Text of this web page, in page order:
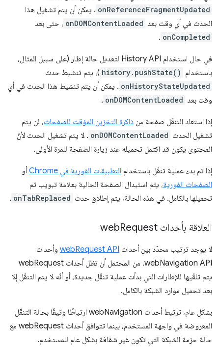
onReferenceFragmentUpdated . يمكن أن يتم تشغيل هذا
الحدث في أي وقت بعد onDOMContentLoaded ، حتى بعد
onCompleted
.
في حال استخدام History API لتعديل حالة إطار (على سبيل المثال،
باستخدام history.pushState() )، يتم تنشيط حدث
onHistoryStateUpdated . يمكن أن يتم تنشيط هذا الحدث في أي
وقت بعد onDOMContentLoaded
.
إذا استعاد التنقّل صفحة من ذاكرة التخزين المؤقت للصفحات، لن يتم
تشغيل الحدث onDOMContentLoaded . لا يتم تشغيل الحدث لأنّ
المحتوى يكون قد اكتمل تحميله عند زيارة الصفحة للمرة الأولى.
إذا تم بدء عملية تنقّل باستخدام التطبيقات الفورية في Chrome
أو
الصفحات الفورية، يتم استبدال الصفحة الحالية بعلامة تبويب تم
تحميلها بالكامل. في هذه الحالة، يتم إطلاق حدث onTabReplaced
.
العلاقة بأحداث web Request
لا يوجد ترتيب محدّد بين أحداث webRequest API وأحداث
webNavigation API. من المحتمل أن تظل أحداث webRequest
يتم تلقّيها للإطارات التي بدأت عملية تنقّل جديدة، أو أنّه لا يتم التنقّل إلا
بعد تحميل موارد الشبكة بالكامل.
بشكل عام، ترتبط أحداث webNavigation ارتباطًا وثيقًا بحالة التنقّل
المعروضة في واجهة المستخدم، بينما تتوافق أحداث webRequest مع
حالة حزمة الشبكة التي تكون غير شفافة بشكل عام للمستخدم.